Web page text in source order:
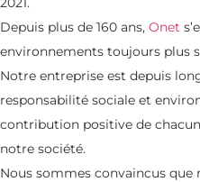
Depuis plus de 160 ans, Onet
environnements toujours plus
Notre entreprise est depuis
responsabilité sociale et
contribution positive de
notre société.
Nous sommes convaincus que